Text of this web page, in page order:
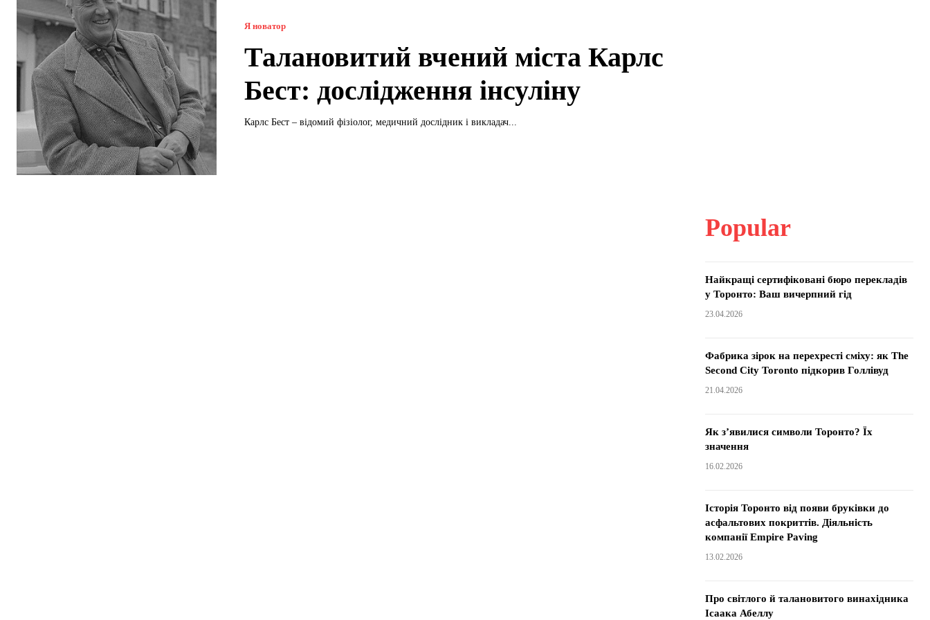
Я новатор
Талановитий вчений міста Карлс
Бест: дослідження інсуліну
Карлс Бест – відомий фізіолог, медичний дослідник і викладач...
Popular
Найкращі сертифіковані бюро перекладів
у Торонто: Ваш вичерпний гід
23.04.2026
Фабрика зірок на перехресті сміху: як The
Second City Toronto підкорив Голлівуд
21.04.2026
Як з’явилися символи Торонто? Їх
значення
16.02.2026
Історія Торонто від появи бруківки до
асфальтових покриттів. Діяльність
компанії Empire Paving
13.02.2026
Про світлого й талановитого винахідника
Ісаака Абеллу